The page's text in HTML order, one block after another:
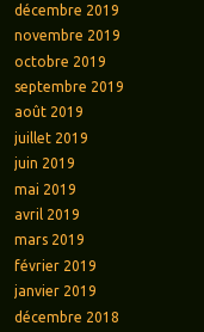
décembre 2019
novembre 2019
octobre 2019
septembre 2019
août 2019
juillet 2019
juin 2019
mai 2019
avril 2019
mars 2019
février 2019
janvier 2019
décembre 2018